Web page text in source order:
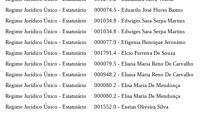
Regime Jurídico Único - Estatutário
000074.5 - Eduardo José Flores Bastos
Regime Jurídico Único - Estatutário
001034.8 - Edwiges Sara Serpa Martins
Regime Jurídico Único - Estatutário
001034.8 - Edwiges Sara Serpa Martins
Regime Jurídico Único - Estatutário
000077.9 - Efigenia Henrique Jeronimo
Regime Jurídico Único - Estatutário
001791.4 - Elcio Ferreira De Souza
Regime Jurídico Único - Estatutário
000079.5 - Eliana Maria Reno De Carvalho
Regime Jurídico Único - Estatutário
000948.2 - Eliana Maria Reno De Carvalho
Regime Jurídico Único - Estatutário
000080.2 - Elisa Maria De Mendonça
Regime Jurídico Único - Estatutário
000080.2 - Elisa Maria De Mendonça
Regime Jurídico Único - Estatutário
001552.0 - Eneias Oliveira Silva